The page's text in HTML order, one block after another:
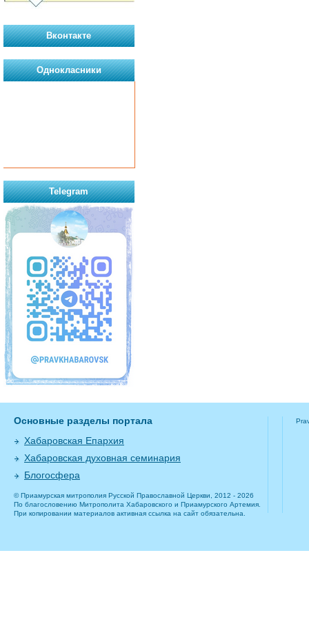
Вконтакте
Однокласники
Telegram
Основные разделы портала
Хабаровская Епархия
Хабаровская духовная семинария
Блогосфера
© Приамурская митрополия Русской Православной Церкви, 2012 - 2026
По благословению Митрополита Хабаровского и Приамурского Артемия.
При копировании материалов активная ссылка на сайт обязательна.